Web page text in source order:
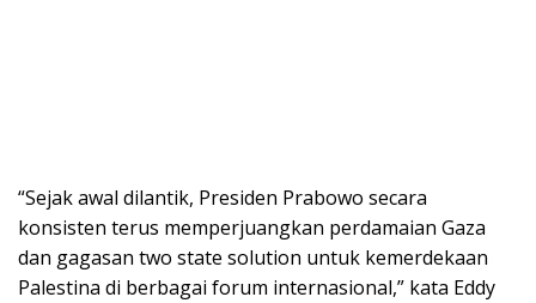
​“Sejak awal dilantik, Presiden Prabowo secara
konsisten terus memperjuangkan perdamaian Gaza
dan gagasan two state solution untuk kemerdekaan
Palestina di berbagai forum internasional,” kata Eddy